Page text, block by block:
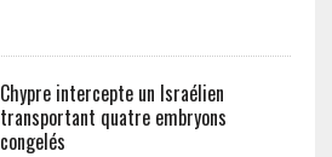
Chypre intercepte un Israélien
transportant quatre embryons
congelés